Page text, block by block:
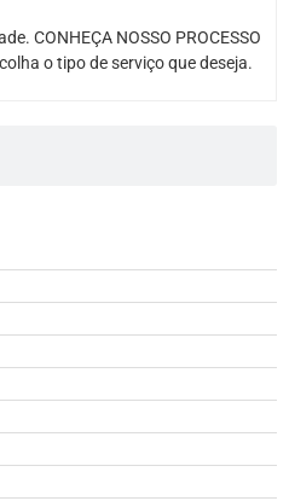
CONHEÇA NOSSO PROCESSO
o tipo de serviço que deseja.